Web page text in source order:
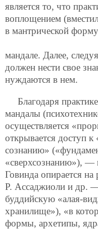
является то, что
воплощением
в мантрической
мандале. Далее,
должен нести свое
нуждаются в нем.
Благодаря
мандалы
осуществляется
открывается доступ
сознанию»
«сверхсознанию»), —
Говинда опирается
Р. Ассаджиоли и др. —
буддийскую «алая-
хранилище»), «в
формы, архетипы,